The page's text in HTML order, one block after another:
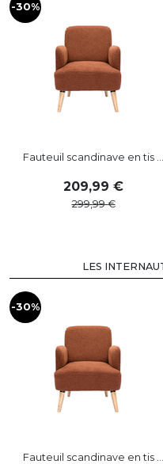
-30%
Fauteuil scandinave en tis ...
209,99
299,99
LES
-30%
Fauteuil scandinave en tis ...